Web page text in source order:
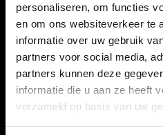
personaliseren, om functies
en om ons websiteverkeer te
informatie over uw gebruik
partners voor social media,
partners kunnen deze
informatie die u aan ze heeft
verzameld op basis van uw
De Winmau Team 360
geleverd als complete set van
kun je direct spelen met een
setup.